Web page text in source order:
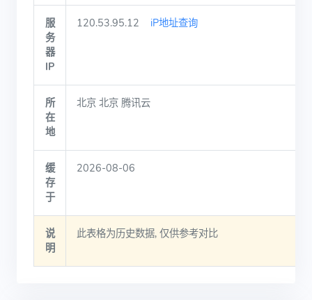
服
务
器
IP
120.53.95.12 iP地址查询
所
在
地
北京 北京 腾讯云
缓
存
于
2026-08-06
说
明
此表格为历史数据, 仅供参考对比